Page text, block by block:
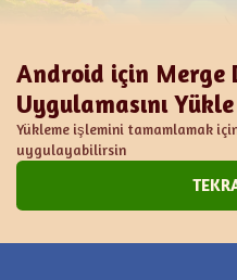
Android için Merge
Uygulamasını Yükle
Yükleme işlemini tamamlamak
uygulayabilirsin